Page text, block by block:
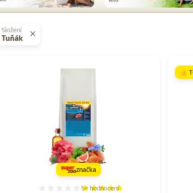
Vybrané filtry
Složení
Tuňák
5× hodnocení
značka
👍